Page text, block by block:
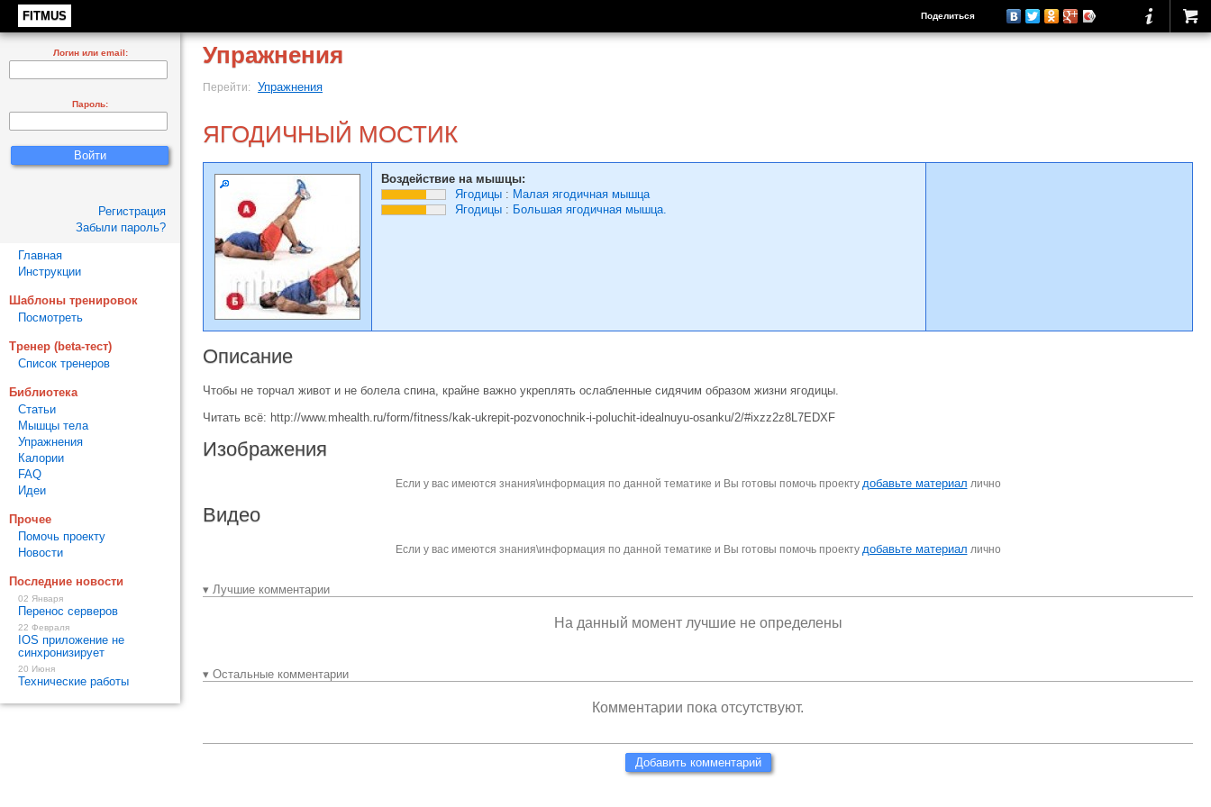
FITMUS Поделиться
Упражнения
Перейти: Упражнения
ЯГОДИЧНЫЙ МОСТИК
Воздействие на мышцы:
Ягодицы : Малая ягодичная мышца
Ягодицы : Большая ягодичная мышца.
Описание
Чтобы не торчал живот и не болела спина, крайне важно укреплять ослабленные сидячим образом жизни ягодицы.
Читать всё: http://www.mhealth.ru/form/fitness/kak-ukrepit-pozvonochnik-i-poluchit-idealnuyu-osanku/2/#ixzz2z8L7EDXF
Изображения
Если у вас имеются знания\информация по данной тематике и Вы готовы помочь проекту добавьте материал лично
Видео
Если у вас имеются знания\информация по данной тематике и Вы готовы помочь проекту добавьте материал лично
▾ Лучшие комментарии
На данный момент лучшие не определены
▾ Остальные комментарии
Комментарии пока отсутствуют.
Добавить комментарий
Логин или email:
Пароль:
Регистрация
Забыли пароль?
Главная
Инструкции
Шаблоны тренировок
Посмотреть
Тренер (beta-тест)
Список тренеров
Библиотека
Статьи
Мышцы тела
Упражнения
Калории
FAQ
Идеи
Прочее
Помочь проекту
Новости
Последние новости
02 Января
Перенос серверов
22 Февраля
IOS приложение не
синхронизирует
20 Июня
Технические работы